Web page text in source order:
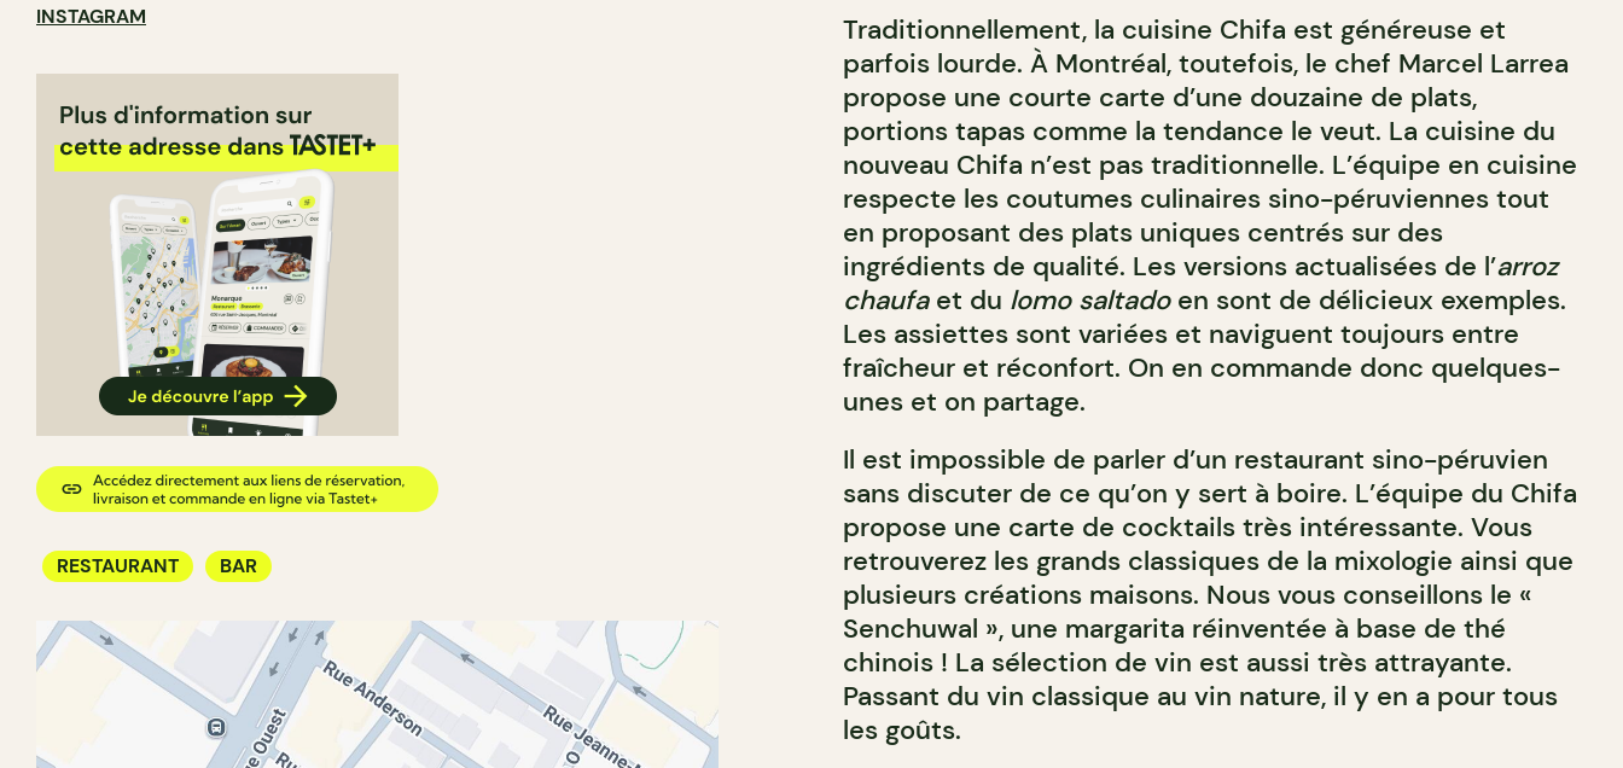
INSTAGRAM
RESTAURANT BAR
Traditionnellement, la cuisine Chifa est généreuse et
parfois lourde. À Montréal, toutefois, le chef Marcel Larrea
propose une courte carte d’une douzaine de plats,
portions tapas comme la tendance le veut. La cuisine du
nouveau Chifa n’est pas traditionnelle. L’équipe en cuisine
respecte les coutumes culinaires sino-péruviennes tout
en proposant des plats uniques centrés sur des
ingrédients de qualité. Les versions actualisées de l’arroz
chaufa et du lomo saltado en sont de délicieux exemples.
Les assiettes sont variées et naviguent toujours entre
fraîcheur et réconfort. On en commande donc quelques-
unes et on partage.
Il est impossible de parler d’un restaurant sino-péruvien
sans discuter de ce qu’on y sert à boire. L’équipe du Chifa
propose une carte de cocktails très intéressante. Vous
retrouverez les grands classiques de la mixologie ainsi que
plusieurs créations maisons. Nous vous conseillons le «
Senchuwal », une margarita réinventée à base de thé
chinois ! La sélection de vin est aussi très attrayante.
Passant du vin classique au vin nature, il y en a pour tous
les goûts.